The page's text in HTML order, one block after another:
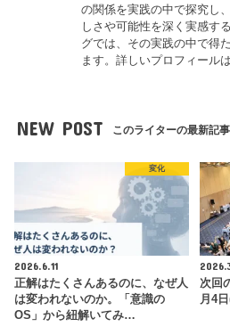
の関係を実践の中で探究し
しさや可能性を深く実感す
グでは、その実践の中で得
ます。詳しいプロフィールは
NEW POST このライターの最新記事
変化
2026.6.11
正解はたくさんあるのに、なぜ人
は変われないのか。「意識の
OS」から紐解いてみ…
次回
月4